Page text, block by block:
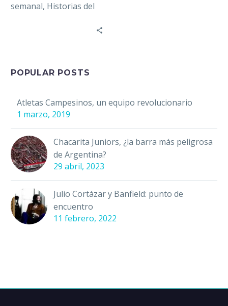
semanal, Historias del
POPULAR POSTS
Atletas Campesinos, un equipo revolucionario
1 marzo, 2019
Chacarita Juniors, ¿la barra más peligrosa
de Argentina?
29 abril, 2023
Julio Cortázar y Banfield: punto de
encuentro
11 febrero, 2022